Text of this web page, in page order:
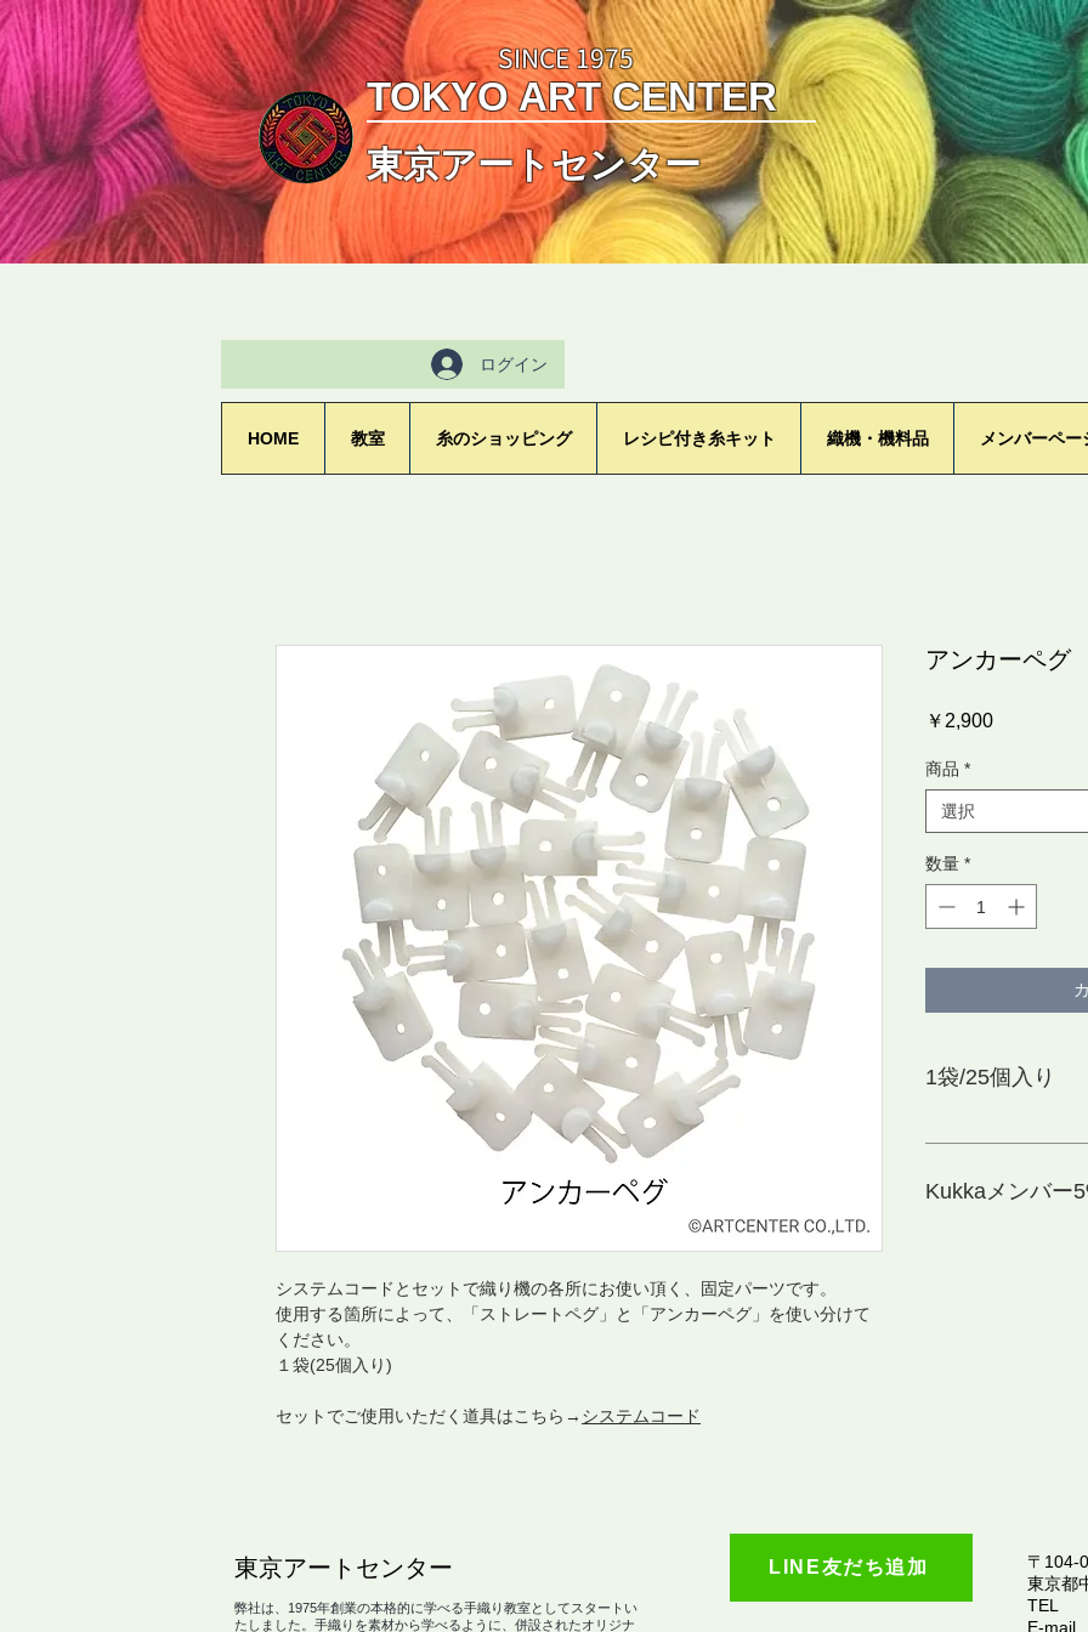
SINCE 1975
TOKYO ART CENTER
東京アートセンター
ログイン
HOME 教室 糸のショッピング レシピ付き糸キット 織機・機料品 メンバーペー
システムコードとセットで織り機の各所にお使い頂く、固定パーツです。
使用する箇所によって、「ストレートペグ」と「アンカーペグ」を使い分けて
ください。
１袋(25個入り)
セットでご使用いただく道具はこちら→ システムコード
アンカーペグ
￥2,900価
商品 *
選択
数量 *
1袋/25個入り
Kukkaメンバー
​東京アートセンター
弊社は、1975年創業の本格的に学べる手織り教室としてスタートい
たしました。手織りを素材から学べるように、併設されたオリジナ
LINE友だち追加
〒104-
東京都
TEL
E-mail